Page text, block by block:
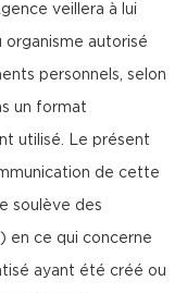
veillera à lui
autorisé
personnels, selon
un format
utilisé. Le présent
de cette
soulève des
en ce qui concerne
ayant été créé ou